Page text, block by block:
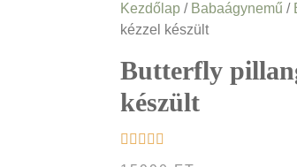
Kezdőlap/ Babaágynemű /
kézzel készült
Butterfly
készült